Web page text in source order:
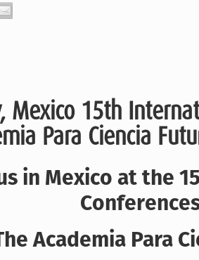
Mexico 15th
Para Ciencia
in Mexico at the
Academia Para